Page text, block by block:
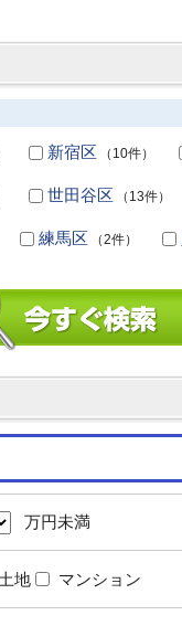
新宿区 （10件）
世田谷区 （13件）
練馬区 （2件）
万円未満
土地 マンション